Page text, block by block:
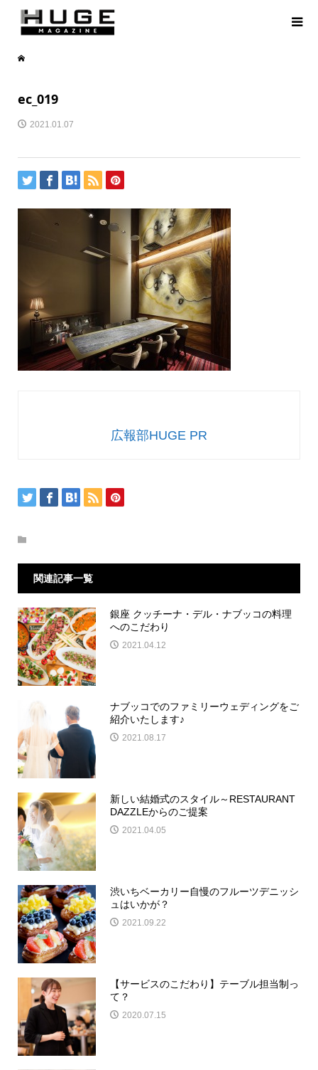
ec_019
2021.01.07
広報部HUGE PR
関連記事一覧
銀座 クッチーナ・デル・ナブッコの料理
へのこだわり
2021.04.12
ナブッコでのファミリーウェディングをご
紹介いたします♪
2021.08.17
新しい結婚式のスタイル～RESTAURANT
DAZZLEからのご提案
2021.04.05
渋いちベーカリー自慢のフルーツデニッシ
ュはいかが？
2021.09.22
【サービスのこだわり】テーブル担当制っ
て？
2020.07.15